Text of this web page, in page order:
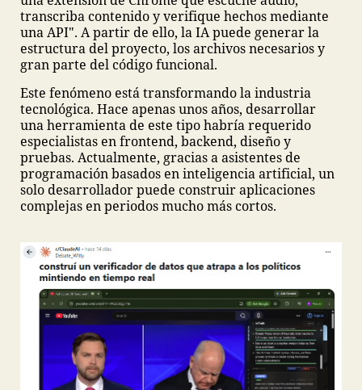
transcriba contenido y verifique hechos mediante
una API". A partir de ello, la IA puede generar la
estructura del proyecto, los archivos necesarios y
gran parte del código funcional.
Este fenómeno está transformando la industria
tecnológica. Hace apenas unos años, desarrollar
una herramienta de este tipo habría requerido
especialistas en frontend, backend, diseño y
pruebas. Actualmente, gracias a asistentes de
programación basados en inteligencia artificial, un
solo desarrollador puede construir aplicaciones
complejas en periodos mucho más cortos.